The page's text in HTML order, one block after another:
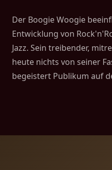
Der Boogie Woogie
Entwicklung von
Jazz. Sein treibender,
heute nichts von seiner
begeistert Publikum auf